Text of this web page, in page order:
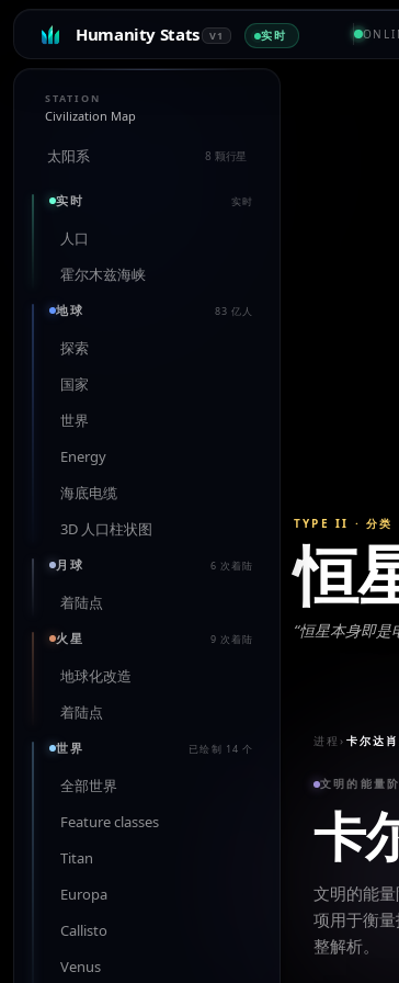
Humanity Stats V1 实时
STATION
Civilization Map
太阳系 8 颗行星
实时 实时
人口
霍尔木兹海峡
地球 83 亿人
探索
国家
世界
Energy
海底电缆
3D 人口柱状图
月球 6 次着陆
着陆点
火星 9 次着陆
地球化改造
着陆点
世界 已绘制 14 个
全部世界
Feature classes
Titan
Europa
Callisto
Venus
TYPE II ·分类
恒
“恒星本身即是
进程 › 卡尔达
文明的能量
卡
文明的能
项用于衡
整解析。